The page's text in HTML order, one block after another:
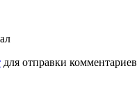
для отправки комментариев